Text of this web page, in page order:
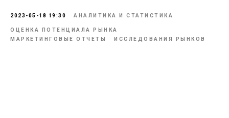
2023-05-18 19:30 АНАЛИТИКА И СТАТИСТИКА
ОЦЕНКА ПОТЕНЦИАЛА РЫНКА
МАРКЕТИНГОВЫЕ ОТЧЕТЫ
ИССЛЕДОВАНИЯ РЫНКОВ